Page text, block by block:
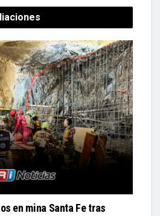
en mina Santa Fe tras